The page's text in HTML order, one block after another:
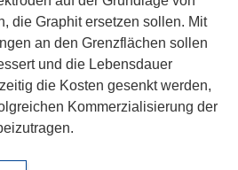
die Graphit ersetzen sollen. Mit
an den Grenzflächen sollen
und die Lebensdauer
die Kosten gesenkt werden,
Kommerzialisierung der